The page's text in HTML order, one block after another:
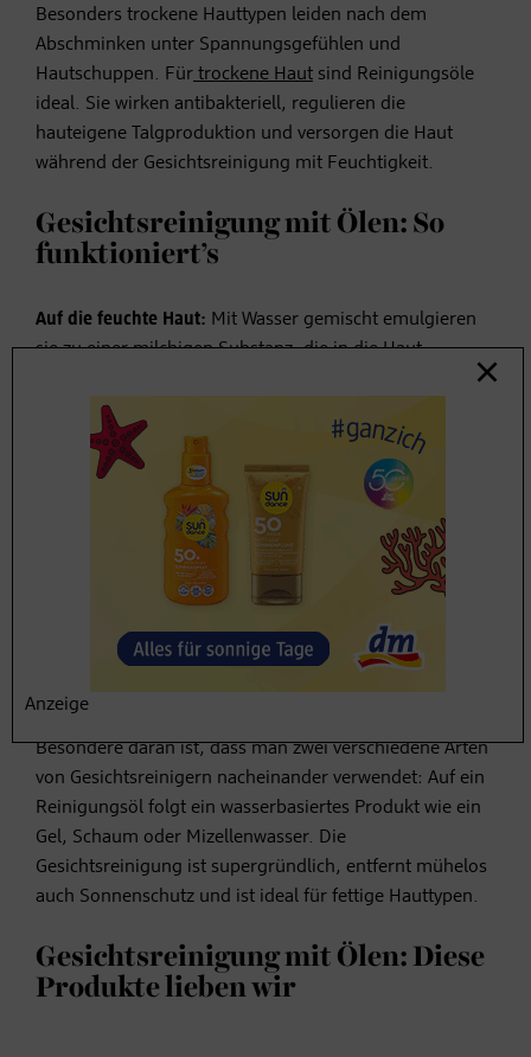
Besonders trockene Hauttypen leiden nach dem
Abschminken unter Spannungsgefühlen und
Hautschuppen. Für trockene Haut sind Reinigungsöle
ideal. Sie wirken antibakteriell, regulieren die
hauteigene Talgproduktion und versorgen die Haut
während der Gesichtsreinigung mit Feuchtigkeit.
Gesichtsreinigung mit Ölen: So
funktioniert’s
Auf die feuchte Haut: Mit Wasser gemischt emulgieren
sie zu einer milchigen Substanz, die in die Haut
einmassiert wird. Danach mit Wasser abspülen. So wird
die Haut beim Reinigen direkt mit Feuchtigkeit versorgt.
Auf die trockene Haut:
Manche Reinigungsöle
(traditionellerweise in der koreanischen Beauty-Routine)
werden auf die trockene Haut aufgetragen und
. Anschließend einfach mit einem Wattepad
entfernen oder mit Wasser gründlich abspülen.
Der Geheimtipp für fettige Haut:
Double Cleansing
Diese Reinigungsmethode stammt aus Korea. Das
Besondere daran ist, dass man zwei verschiedene Arten
von Gesichtsreinigern nacheinander verwendet: Auf ein
Reinigungsöl folgt ein wasserbasiertes Produkt wie ein
Gel, Schaum oder Mizellenwasser. Die
Gesichtsreinigung ist supergründlich, entfernt mühelos
auch Sonnenschutz und ist ideal für fettige Hauttypen.
Gesichtsreinigung mit Ölen: Diese
Produkte lieben wir
Anzeige